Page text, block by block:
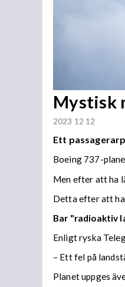
Mystisk
2023 12 12
Ett
Boeing 737-
Men efter att ha
Detta efter att
Bar "radioaktiv
Enligt ryska
– Ett fel på
Planet uppges